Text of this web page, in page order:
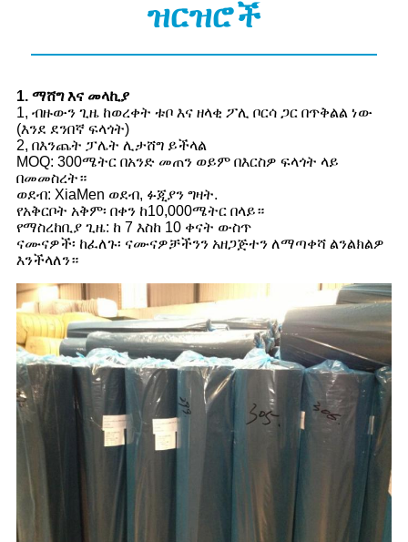
ዝርዝሮች
1. ማሸግ እና መላኪያ
1, ብዙውን ጊዜ ከወረቀት ቱቦ እና ዘላቂ ፖሊ ቦርሳ ጋር በጥቅልል ነው
(እንደ ደንበኛ ፍላጎት)
2, በእንጨት ፓሌት ሊታሸግ ይችላል
MOQ: 300ሜትር በአንድ መጠን ወይም በእርስዎ ፍላጎት ላይ
በመመስረት።
ወደብ: XiaMen ወደብ, ፉጂያን ግዛት.
የአቅርቦት አቅም፡ በቀን ከ10,000ሜትር በላይ።
የማስረከቢያ ጊዜ: ከ 7 እስከ 10 ቀናት ውስጥ
ናሙናዎች፡ ከፈለጉ፡ ናሙናዎቻችንን አዘጋጅተን ለማጣቀሻ ልንልክልዎ
እንችላለን።